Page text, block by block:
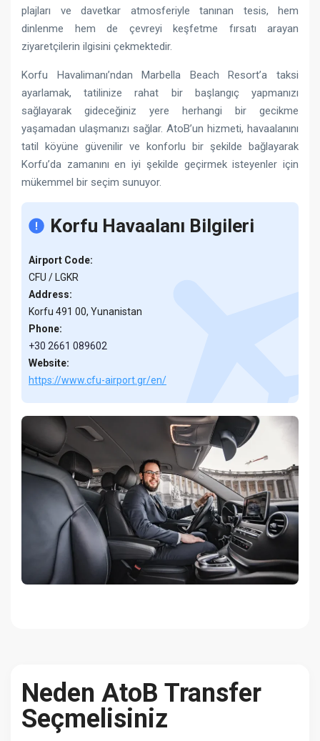
plajları ve davetkar atmosferiyle tanınan tesis, hem
dinlenme hem de çevreyi keşfetme fırsatı arayan
ziyaretçilerin ilgisini çekmektedir.
Korfu Havalimanı’ndan Marbella Beach Resort’a taksi
ayarlamak, tatilinize rahat bir başlangıç ​​yapmanızı
sağlayarak gideceğiniz yere herhangi bir gecikme
yaşamadan ulaşmanızı sağlar. AtoB’un hizmeti, havaalanını
tatil köyüne güvenilir ve konforlu bir şekilde bağlayarak
Korfu’da zamanını en iyi şekilde geçirmek isteyenler için
mükemmel bir seçim sunuyor.
Korfu Havaalanı Bilgileri
Airport Code:
CFU / LGKR
Address:
Korfu 491 00, Yunanistan
Phone:
+30 2661 089602
Website:
https://www.cfu-airport.gr/en/
Neden AtoB Transfer
Seçmelisiniz